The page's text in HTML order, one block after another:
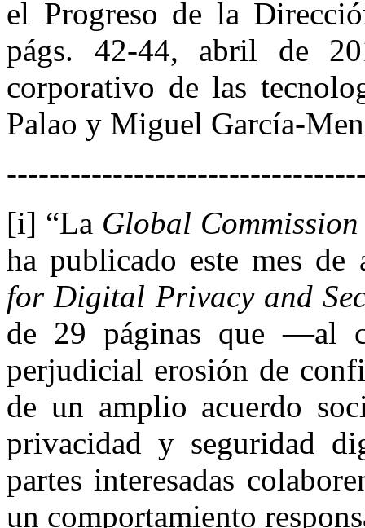
el Progreso de la
págs. 42-44, abril de
corporativo de las
Palao y Miguel García-
[i] “La Global
ha publicado este mes
for Digital Privacy and
de 29 páginas que —al
perjudicial erosión de
de un amplio acuerdo
privacidad y seguridad
partes interesadas
un comportamiento